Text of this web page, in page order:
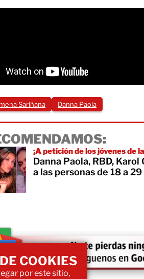
Sariñana Danna Paola
¡A petición de los jóvenes de
Danna Paola, RBD,
a las personas de 18 a
COOKIES
por este sitio,